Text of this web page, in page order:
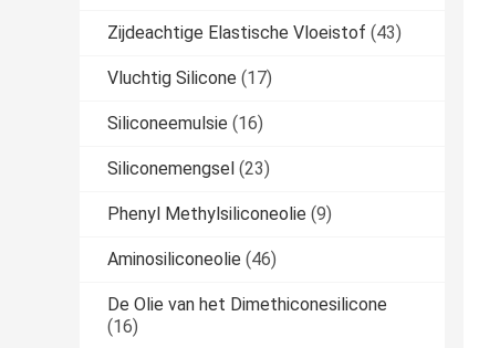
Zijdeachtige Elastische Vloeistof (43)
Vluchtig Silicone (17)
Siliconeemulsie (16)
Siliconemengsel (23)
Phenyl Methylsiliconeolie (9)
Aminosiliconeolie (46)
De Olie van het Dimethiconesilicone
(16)